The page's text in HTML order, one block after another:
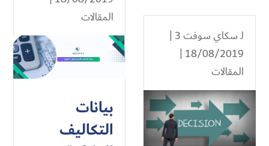
المقالات
بيانات
التكاليف
لـسكاي سوفت 3
|
18/08/2019 |
المقالات